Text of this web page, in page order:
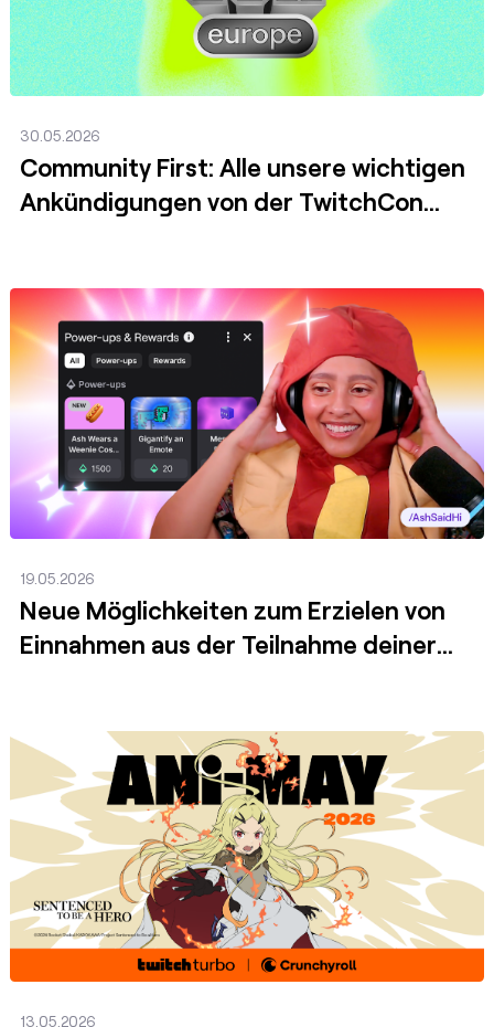
30.05.2026
Community First: Alle unsere wichtigen
Ankündigungen von der TwitchCon
19.05.2026
Neue Möglichkeiten zum Erzielen von
Einnahmen aus der Teilnahme deiner
Posten
13.05.2026
Posten